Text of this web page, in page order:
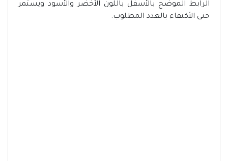
الرابط الموضح بالأسفل باللون الأخضر والأسود ويستمر
حتى الأكتفاء بالعدد المطلوب.